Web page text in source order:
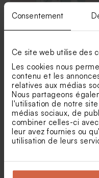
Consentement
Ce site web utilise des
Les cookies nous
contenu et les
relatives aux médias
Nous partageons
l'utilisation de notre
médias sociaux, de
combiner celles-ci
leur avez fournies ou
utilisation de leurs
Dragées ovales baptême
marbrées or 1 kg (± 425
Sticker baptême
lignée de douces